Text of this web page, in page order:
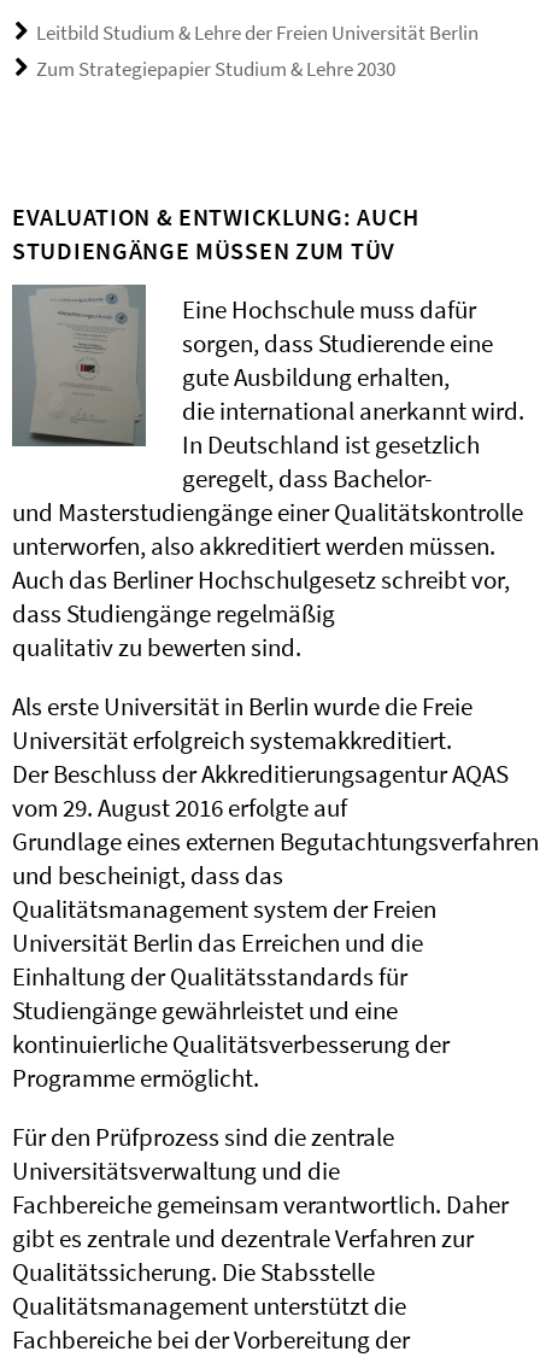
Leitbild Studium & Lehre der Freien Universität Berlin
Zum Strategiepapier Studium & Lehre 2030
EVALUATION & ENTWICKLUNG: AUCH
STUDIENGÄNGE MÜSSEN ZUM TÜV
Eine Hochschule muss dafür
sorgen, dass Studierende eine
gute Ausbildung erhalten,
die international anerkannt wird.
In Deutschland ist gesetzlich
geregelt, dass Bachelor-
und Masterstudiengänge einer Qualitätskontrolle
unterworfen, also akkreditiert werden müssen.
Auch das Berliner Hochschulgesetz schreibt vor,
dass Studiengänge regelmäßig
qualitativ zu bewerten sind.
Als erste Universität in Berlin wurde die Freie
Universität erfolgreich systemakkreditiert.
Der Beschluss der Akkreditierungsagentur AQAS
vom 29. August 2016 erfolgte auf
Grundlage eines externen
und bescheinigt, dass das
Qualitätsmanagement system der Freien
Universität Berlin das Erreichen und die
Einhaltung der Qualitätsstandards für
Studiengänge gewährleistet und eine
kontinuierliche Qualitätsverbesserungder
Programme ermöglicht.
Für den Prüfprozess sind die zentrale
Universitätsverwaltung und die
Fachbereiche gemeinsam verantwortlich. Daher
gibt es zentrale und dezentrale Verfahren zur
Qualitätssicherung. Die Stabsstelle
Qualitätsmanagement unterstützt die
Fachbereiche bei der Vorbereitung der